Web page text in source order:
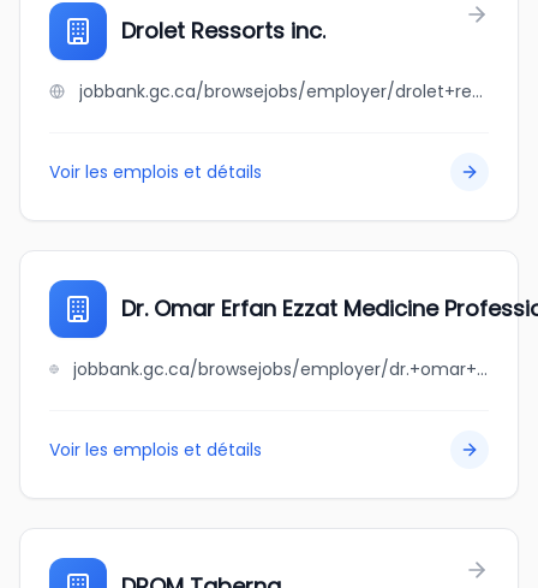
Drolet Ressorts inc.
jobbank.gc.ca/browsejobs/employer/drolet+ressorts+inc./ca
Voir les emplois et détails
Dr. Omar Erfan Ezzat Medicine
jobbank.gc.ca/browsejobs/employer/dr.+omar+erfan+ezzat+medicine+professional+corporation/ca
Voir les emplois et détails